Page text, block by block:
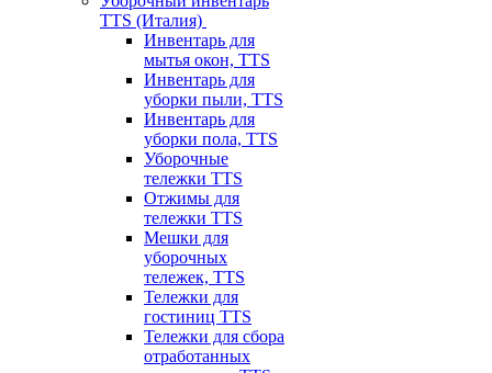
TTS (Италия)
Инвентарь для
мытья окон, TTS
Инвентарь для
уборки пыли, TTS
Инвентарь для
уборки пола, TTS
Уборочные
тележки TTS
Отжимы для
тележки TTS
Мешки для
уборочных
тележек, TTS
Тележки для
гостиниц TTS
Тележки для сбора
отработанных